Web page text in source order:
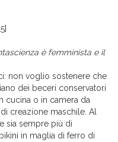
è femminista e il
non voglio sostenere che
dei beceri conservatori
cucina o in camera da
creazione maschile. Al
sia sempre più di
in maglia di ferro di